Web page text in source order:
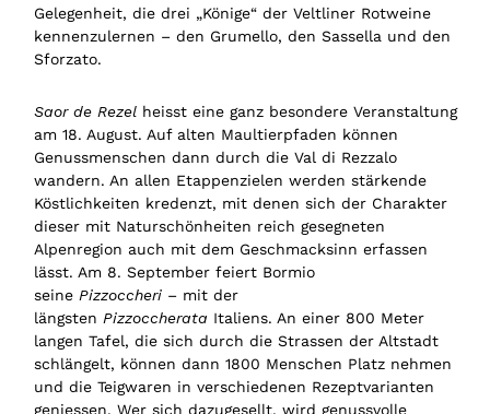
Gelegenheit, die drei „Könige“ der Veltliner Rotweine
kennenzulernen – den Grumello, den Sassella und den
Sforzato.
Saor de Rezelheisst eine ganz besondere Veranstaltung
am 18. August. Auf alten Maultierpfaden können
Genussmenschen dann durch die Val di Rezzalo
wandern. An allen Etappenzielen werden stärkende
Köstlichkeiten kredenzt, mit denen sich der Charakter
dieser mit Naturschönheiten reich gesegneten
Alpenregion auch mit dem Geschmacksinn erfassen
lässt. Am 8. September feiert Bormio
seine Pizzoccheri – mit der
längsten Pizzoccherata Italiens. An einer 800 Meter
langen Tafel, die sich durch die Strassen der Altstadt
schlängelt, können dann 1800 Menschen Platz nehmen
und die Teigwaren in verschiedenen Rezeptvarianten
geniessen. Wer sich dazugesellt, wird genussvolle